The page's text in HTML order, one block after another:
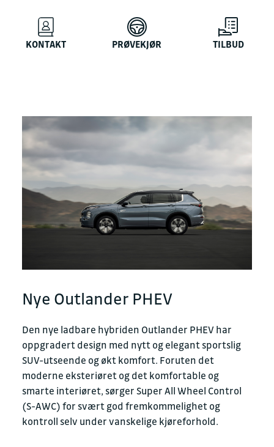
KONTAKT PRØVEKJØR TILBUD
Nye Outlander PHEV
Den nye ladbare hybriden Outlander PHEV har
oppgradert design med nytt og elegant sportslig
SUV-utseende og økt komfort. Foruten det
moderne eksteriøret og det komfortable og
smarte interiøret, sørger Super All Wheel Control
(S-AWC) for svært god fremkommelighet og
kontroll selv under vanskelige kjøreforhold.